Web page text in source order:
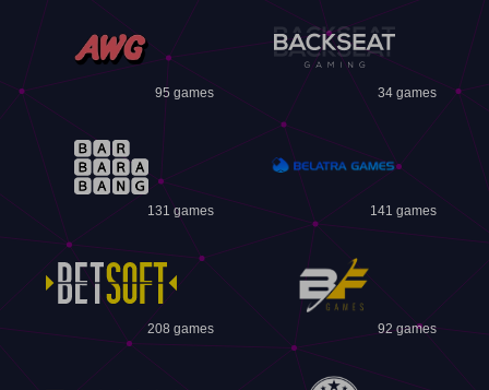
95 games 34 games
131 games 141 games
208 games 92 games